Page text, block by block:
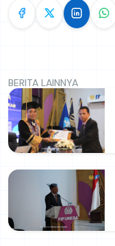
BERITA LAINNYA